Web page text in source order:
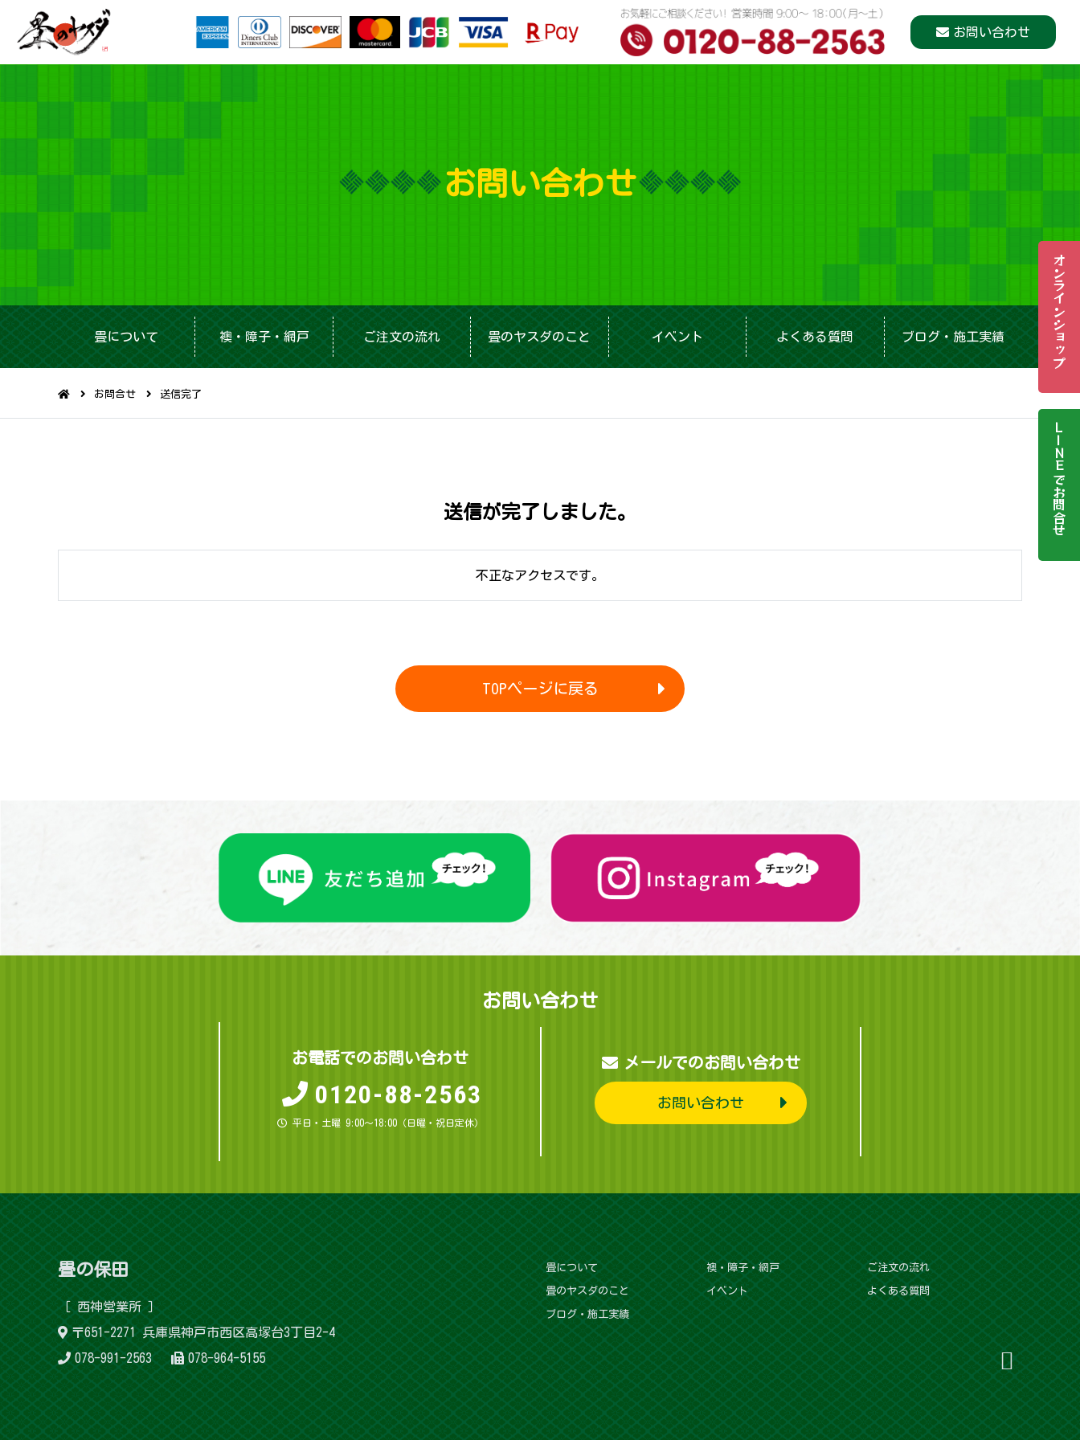
お問い合わせ
お問 い 合 わ せ
畳について 襖・障子・網戸 ご注文の流れ 畳のヤスダのこと イベント よくある質問 ブログ・施工実績
お問合せ 送信完了
送信が完了し ま し た 。
不正なアクセスです。
TOPページに戻る
オンラインショップ
LINEでお問合せ
お問 い 合 わ せ
お電話でのお問 い 合 わ せ
0120-88-2563
平日・土曜 9:00～18:00（日曜・祝日定休）
メールでのお問い合わせ
お問い合わせ
畳 の 保 田
［ 西神営 業 所 ］
〒651-2271 兵庫県神戸市西区高塚台3丁目2-4
078-991-2563
078-964-5155
畳について 襖・障子・網戸 ご注文の流れ
畳のヤスダのこと イベント よくある質問
ブログ・施工実績